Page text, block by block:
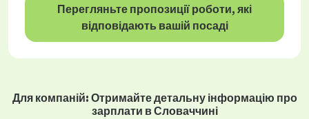
Перегляньте пропозиції роботи, які
відповідають вашій посаді
Для компаній: Отримайте детальну інформацію про
зарплати в Словаччині